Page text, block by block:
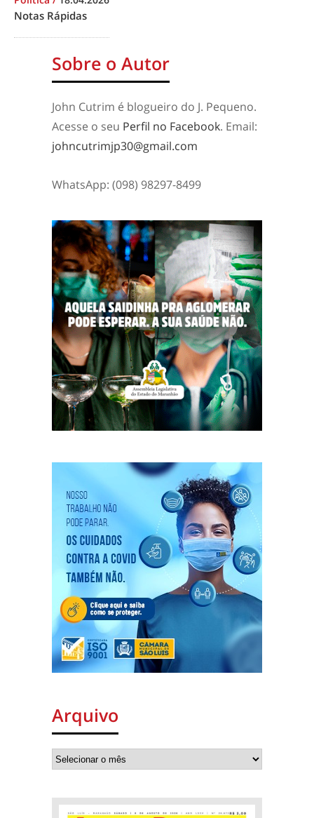
Notas Rápidas
Sobre o Autor
John Cutrim é blogueiro do J. Pequeno.
Acesse o seu Perfil no Facebook. Email:
johncutrimjp30@gmail.com
WhatsApp: (098) 98297-8499
Arquivo